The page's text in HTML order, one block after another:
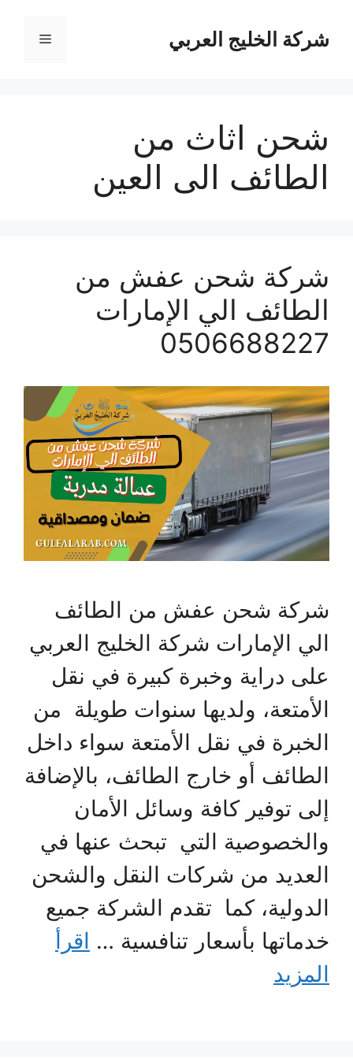
المحتوىشركة الخليج العربي القائمة
شحن اثاث من
الطائف الى العين
شركة شحن عفش من
الطائف الي الإمارات
0506688227
شركة شحن عفش من الطائف
الي الإمارات شركة الخليج العربي
على دراية وخبرة كبيرة في نقل
الأمتعة، ولديها سنوات طويلة من
الخبرة في نقل الأمتعة سواء داخل
الطائف أو خارج الطائف، بالإضافة
إلى توفير كافة وسائل الأمان
والخصوصية التي تبحث عنها في
العديد من شركات النقل والشحن
الدولية، كما تقدم الشركة جميع
خدماتها بأسعار تنافسية … اقرأ
المزيد